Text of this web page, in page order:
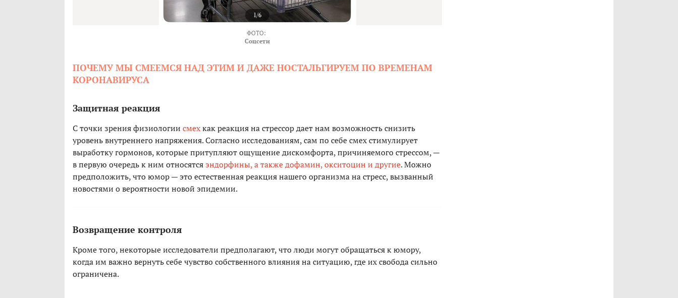
1/6
ФОТО:
Соцсети
ПОЧЕМУ МЫ СМЕЕМСЯ НАД ЭТИМ И ДАЖЕ НОСТАЛЬГИРУЕМ ПО ВРЕМЕНАМ
КОРОНАВИРУСА
Защитная реакция
С точки зрения физиологии смехкак реакция на стрессор дает нам возможность снизить
уровень внутреннего напряжения. Согласно исследованиям, сам по себе смех стимулирует
выработку гормонов, которые притупляют ощущение дискомфорта, причиняемого стрессом, —
в первую очередь к ним относятсяэндорфины, а также дофамин, окситоцин и другие. Можно
предположить, что юмор — это естественная реакция нашего организма на стресс, вызванный
новостями о вероятности новой эпидемии.
Возвращение контроля
Кроме того, некоторые исследователи предполагают, что люди могут обращаться к юмору,
когда им важно вернуть себе чувство собственного влияния на ситуацию, где их свобода сильно
ограничена.